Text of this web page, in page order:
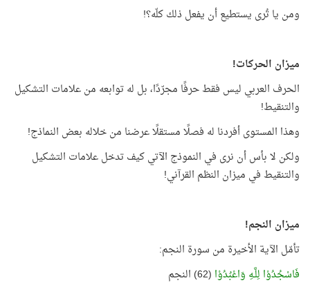
ومن يا تُرى يستطيع أن يفعل ذلك كلّه؟!
ميزان الحركات!
الحرف العربي ليس فقط حرفًا مجرّدًا، بل له توابعه من علامات التشكيل
والتنقيط!
وهذا المستوى أفردنا له فصلًا مستقلًا عرضنا من خلاله بعض النماذج!
ولكن لا بأس أن نرى في النموذج الآتي كيف تدخل علامات التشكيل
والتنقيط في ميزان النظم القرآني!
ميزان النجم!
تأمّل الآية الأخيرة من سورة النجم:
فَاسْجُدُوْا لِلَّـهِ وَاعْبُدُوْا (62) النجم